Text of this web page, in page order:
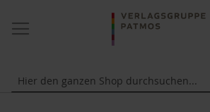
NAVIGATION
UMSCHALTEN